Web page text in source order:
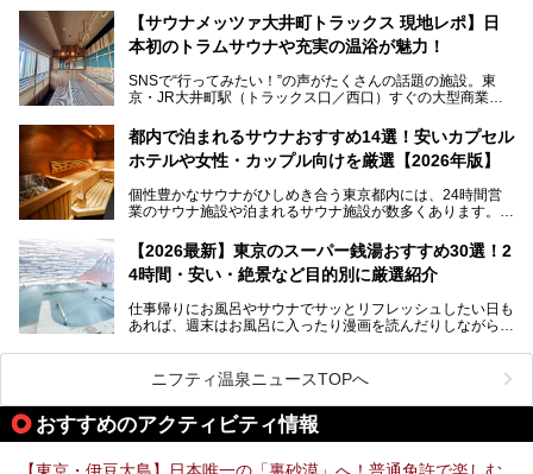
となっている新しいスタイルの銭湯です。
最近、SNSやメディアで「デザイナーズ銭湯」や「ネオ銭
本記事では、そもそもこれらがどんな銭湯なのか、その気に
いおしゃれな名店15選を、おすすめの順番で一挙にご紹介
します。
【サウナメッツァ大井町トラックス 現地レポ】日
本初のトラムサウナや充実の温浴が魅力！
SNSで“行ってみたい！”の声がたくさんの話題の施設。東
京・JR大井町駅（トラックス口／西口）すぐの大型商業施
ツァ大井町トラックス」がニューオープン。施設の様子をレ
ポ―トします。
都内で泊まれるサウナおすすめ14選！安いカプセル
ホテルや女性・カップル向けを厳選【2026年版】
個性豊かなサウナがひしめき合う東京都内には、24時間営
業のサウナ施設や泊まれるサウナ施設が数多くあります。
を旅の目的とする「サ旅」や自分へのご褒美のための宿泊な
ど、自分の好きなタイミングで好きなだけサ活ができるのが
魅力です。
最近では、男性専用施設だけでなく、カップルや女性に嬉し
い個室サウナも増えてきました。
ら、特におすすめしたい施設14選をご紹介します。
してみてください。
【2026最新】東京のスーパー銭湯おすすめ30選！2
4時間・安い・絶景など目的別に厳選紹介
仕事帰りにお風呂やサウナでサッとリフレッシュしたい日も
あれば、週末はお風呂に入ったり漫画を読んだりしながら一
また、終電を逃してしまい、「このまま朝までゆっくりでき
る場所があれば」と探した経験がある人も多いのではないで
しょうか。
そこで本記事では、東京でおすすめのスーパー銭湯を、目的
ニフティ温泉ニュースTOPへ
おすすめのアクティビティ情報
【東京・伊豆大島】日本唯一の「裏砂漠」へ！普通免許で楽しむ